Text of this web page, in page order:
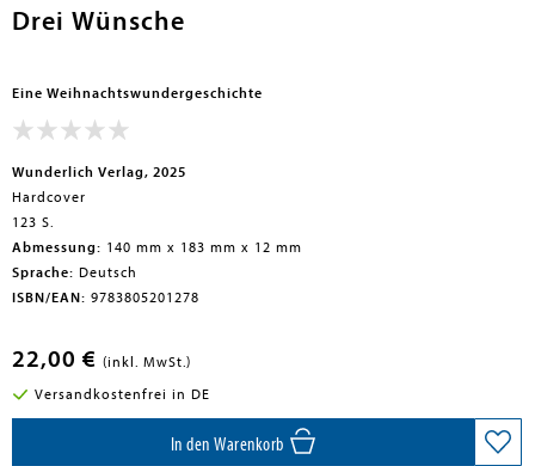
Drei Wünsche
Eine Weihnachtswundergeschichte
Wunderlich Verlag, 2025
Hardcover
123 S.
Abmessung: 140 mm x 183 mm x 12 mm
Sprache: Deutsch
ISBN/EAN: 9783805201278
22,00 € (inkl. MwSt.)
Versandkostenfrei in DE
In den Warenkorb